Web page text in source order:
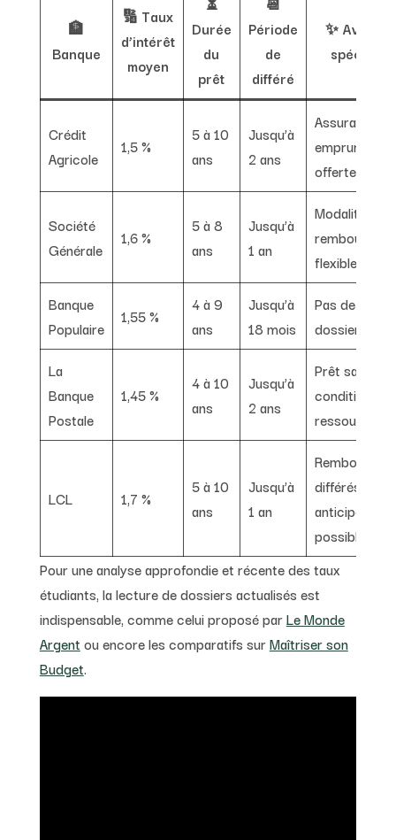
🏦
Banque
🔢 Taux
d’intérêt
moyen
Durée
du
prêt
Période
de
différé
✨
Crédit
Agricole
1,5 %
5 à 10
ans
Jusqu’à
2 ans
Assurance
emprunteur
offerte
Société
Générale
1,6 %
5 à 8
ans
Jusqu’à
1 an
Modalités de
flexibles
Banque
Populaire
1,55 %
4 à 9
ans
Jusqu’à
18 mois
Pas de frais
dossier
La
Banque
Postale
1,45 %
4 à 10
ans
Jusqu’à
2 ans
Prêt sans
condition de
ressources
LCL 1,7 %
5 à 10
ans
Jusqu’à
1 an
différés et
anticipés
possibles
Pour une analyse approfondie et récente des taux
étudiants, la lecture de dossiers actualisés est
indispensable, comme celui proposé parLe Monde
Argent ou encore les comparatifs surMaîtriser son
Budget.